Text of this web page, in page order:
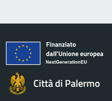
Città di Palermo